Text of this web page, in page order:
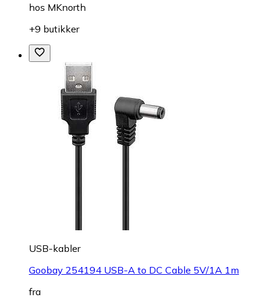
hos MKnorth
+9 butikker
USB-kabler
Goobay 254194 USB-A to DC Cable 5V/1A 1m
fra